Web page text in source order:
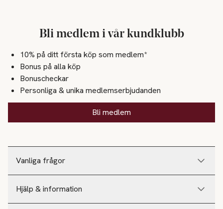
Vanliga frågor
Hjälp & information
Bli medlem i vår kundklubb
10% på ditt första köp som medlem*
Bonus på alla köp
Bonuscheckar
Personliga & unika medlemserbjudanden
Bli medlem